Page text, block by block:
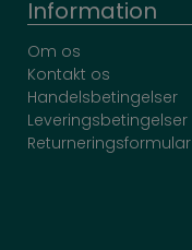
Information
Om os
Kontakt os
Handelsbetingelser
Leveringsbetingelser
Returneringsformular